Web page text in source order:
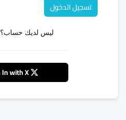
تسجيل الدخول
ليس لديك حساب؟
Sign In with X